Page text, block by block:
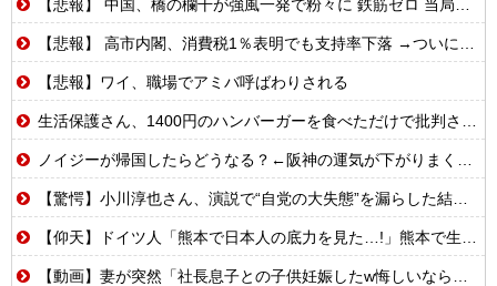
【悲報】 中国、橋の欄干が強風一発で粉々に 鉄筋ゼロ 当局「接着剤でくっつけただけ」「正常で、品質問題はない」
【悲報】 高市内閣、消費税1％表明でも支持率下落 →ついに６割割れ
【悲報】ワイ、職場でアミバ呼ばわりされる
生活保護さん、1400円のハンバーガーを食べただけで批判される
ノイジーが帰国したらどうなる？←阪神の運気が下がりまくるやろな
【驚愕】小川淳也さん、演説で“自党の大失態”を漏らした結果→党からブチギレられるwwwww
【仰天】ドイツ人「熊本で日本人の底力を見た…!」熊本で生まれて初めて震度7の大地震を経験したドイツ人。直後、日本人たちの行動に衝撃を受けてしまう…
【動画】妻が突然「社長息子との子供妊娠したw悔しいなら早く見つけてよw」→10年間、誰も探さず無視し続けた結果